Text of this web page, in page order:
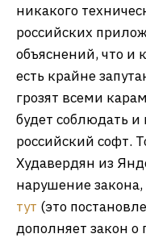
никакого
российских
объяснений, что и
есть крайне
грозят всеми
будет соблюдать
российский софт.
Худавердян из
нарушение
тут (это
дополняет закон о